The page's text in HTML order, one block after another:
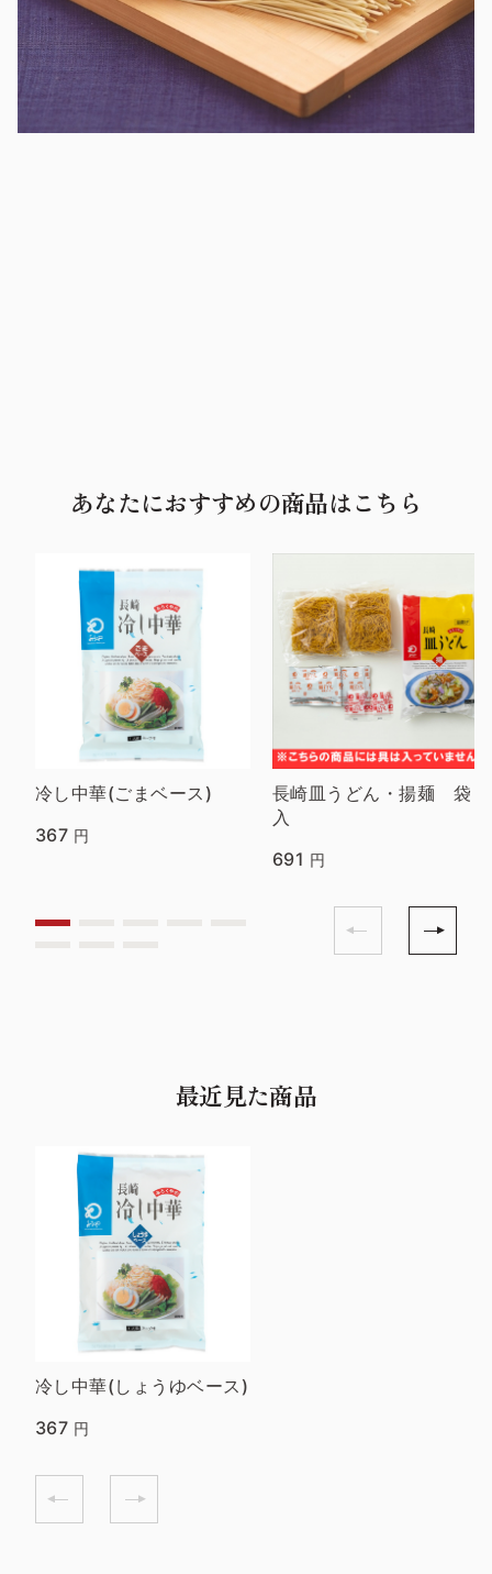
あなたにおすすめの商品はこちら
冷し中華(ごまベース)
367 円
長崎皿うどん・揚麺 袋
入
691 円
最近見た商品
冷し中華(しょうゆベース)
367 円